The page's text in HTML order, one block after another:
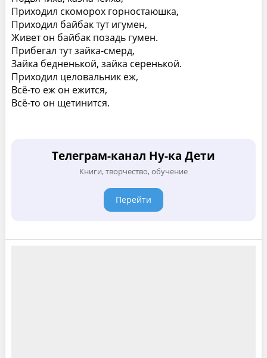
Приходил скоморох горностаюшка,
Приходил байбак тут игумен,
Живет он байбак позадь гумен.
Прибегал тут зайка-смерд,
Зайка бедненькой, зайка серенькой.
Приходил целовальник еж,
Всё-то еж он ежится,
Всё-то он щетинится.
Телеграм-канал Ну-ка Дети
Книги, творчество, обучение
Перейти